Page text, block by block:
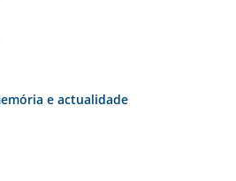
e actualidade